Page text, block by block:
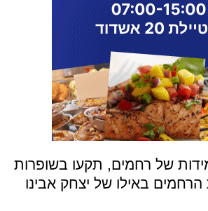
של רחמים, תקעו בשופרות
באילו של יצחק אבינו